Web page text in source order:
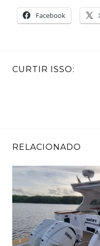
Facebook
CURTIR ISSO:
RELACIONADO